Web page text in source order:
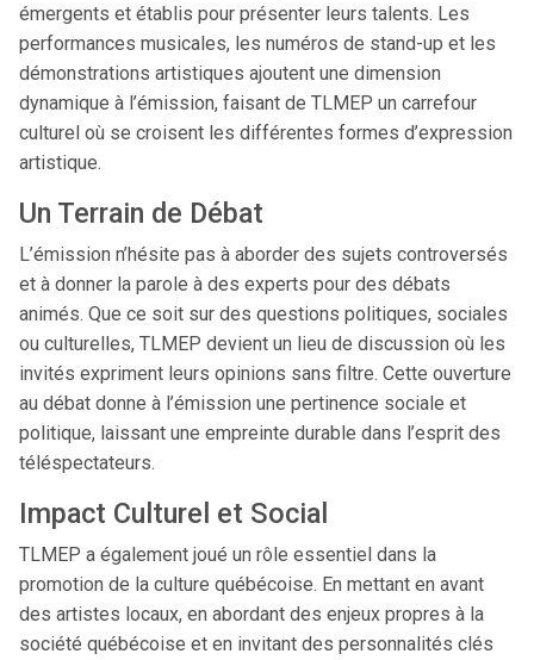
émergents et établis pour présenter leurs talents. Les
performances musicales, les numéros de stand-up et les
démonstrations artistiques ajoutent une dimension
dynamique à l’émission, faisant de TLMEP un carrefour
culturel où se croisent les différentes formes d’expression
artistique.
Un Terrain de Débat
L’émission n’hésite pas à aborder des sujets controversés
et à donner la parole à des experts pour des débats
animés. Que ce soit sur des questions politiques, sociales
ou culturelles, TLMEP devient un lieu de discussion où les
invités expriment leurs opinions sans filtre. Cette ouverture
au débat donne à l’émission une pertinence sociale et
politique, laissant une empreinte durable dans l’esprit des
téléspectateurs.
Impact Culturel et Social
TLMEP a également joué un rôle essentiel dans la
promotion de la culture québécoise. En mettant en avant
des artistes locaux, en abordant des enjeux propres à la
société québécoise et en invitant des personnalités clés